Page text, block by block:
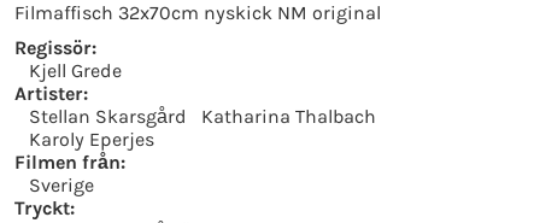
Filmaffisch 32x70cm nyskick NM original
Regissör:
Kjell Grede
Artister:
Stellan Skarsgård
Katharina Thalbach
Karoly Eperjes
Filmen från:
Sverige
Tryckt: